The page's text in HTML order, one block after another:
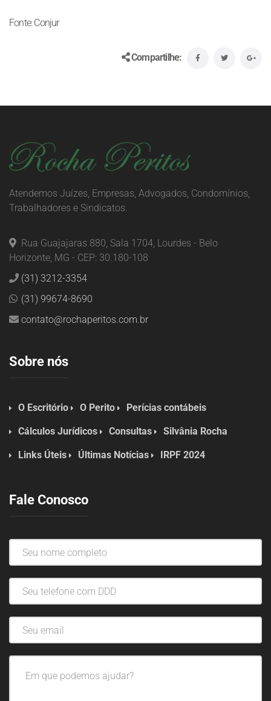
Fonte: Conjur
Compartilhe:
Atendemos Juízes, Empresas, Advogados, Condomínios,
Trabalhadores e Sindicatos.
Rua Guajajaras 880, Sala 1704, Lourdes - Belo
Horizonte, MG - CEP: 30.180-108
(31) 3212-3354
(31) 99674-8690
contato@rochaperitos.com.br
Sobre nós
O Escritório O Perito Perícias contábeis
Cálculos Jurídicos Consultas Silvânia Rocha
Links Úteis Últimas Notícias IRPF 2024
Fale Conosco